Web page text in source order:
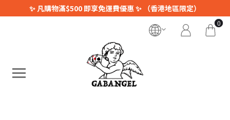
✨ 凡購物滿$500 即享免運費優惠 ✨ （香港地區限定）
0